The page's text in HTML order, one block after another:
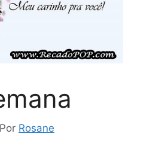
Por Rosane